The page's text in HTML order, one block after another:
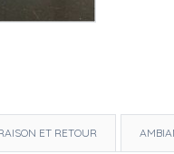
ET RETOUR